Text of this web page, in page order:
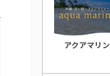
アクアマリン